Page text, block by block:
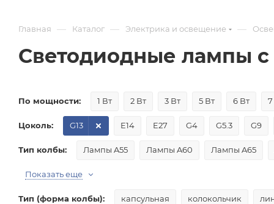
Главная — Каталог — Электрика и освещение —
Светодиодные лампы с
По мощности: 1 Вт 2 Вт 3 Вт 5 Вт 6 Вт
Цоколь: E14 E27 G4 G5.3 G9
G13
Тип колбы: Лампы A55 Лампы A60 Лампы A65
Показать еще
Тип (форма колбы): капсульная колокольчик